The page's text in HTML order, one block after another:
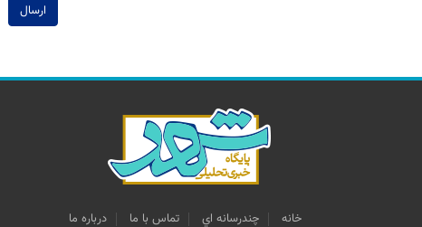
ارسال
خانه چندرسانه اي تماس با ما درباره ما